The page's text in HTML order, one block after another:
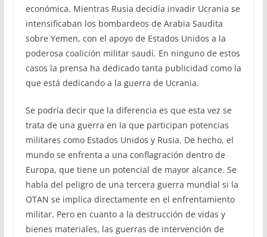
económica. Mientras Rusia decidía invadir Ucrania se
intensificaban los bombardeos de Arabia Saudita
sobre Yemen, con el apoyo de Estados Unidos a la
poderosa coalición militar saudí. En ninguno de estos
casos la prensa ha dedicado tanta publicidad como la
que está dedicando a la guerra de Ucrania.
Se podría decir que la diferencia es que esta vez se
trata de una guerra en la que participan potencias
militares como Estados Unidos y Rusia. De hecho, el
mundo se enfrenta a una conflagración dentro de
Europa, que tiene un potencial de mayor alcance. Se
habla del peligro de una tercera guerra mundial si la
OTAN se implica directamente en el enfrentamiento
militar. Pero en cuanto a la destrucción de vidas y
bienes materiales, las guerras de intervención de